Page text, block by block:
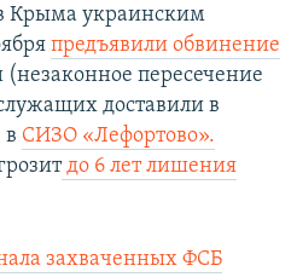
Крыма украинским
предъявили обвинение
(незаконное пересечение
доставили в
в СИЗО «Лефортово».
до 6 лет лишения
захваченных ФСБ